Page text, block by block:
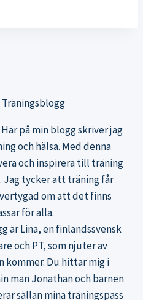
på min blogg skriver jag
och hälsa. Med denna
och inspirera till träning
Jag tycker att träning får
om att det finns
för alla.
är Lina, en finlandssvensk
och PT, som njuter av
kommer. Du hittar mig i
man Jonathan och barnen
sällan mina träningspass